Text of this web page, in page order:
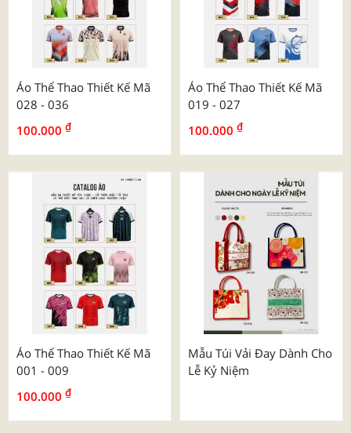
Áo Thể Thao Thiết Kế Mã
028 - 036
100.000 ₫
Áo Thể Thao Thiết Kế Mã
019 - 027
100.000 ₫
Áo Thể Thao Thiết Kế Mã
001 - 009
100.000 ₫
Mẫu Túi Vải Đay Dành Cho
Lễ Kỷ Niệm